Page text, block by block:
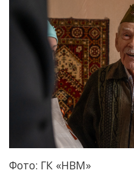
Фото: ГК «НВМ»